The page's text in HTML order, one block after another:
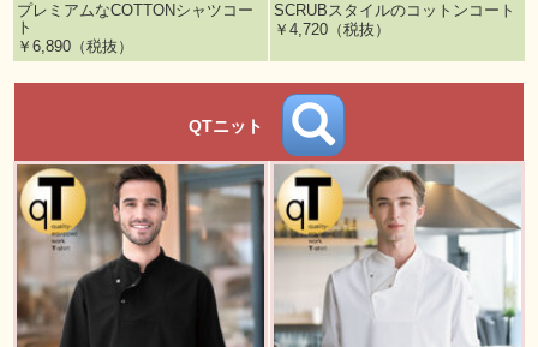
プレミアムなCOTTONシャツコー
ト
￥6,890（税抜）
SCRUBスタイルのコットンコート
￥4,720（税抜）
QTニット